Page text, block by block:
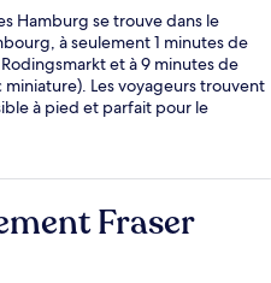
Hamburg se trouve dans le
à seulement 1 minutes de
et à 9 minutes de
Les voyageurs trouvent
à pied et parfait pour le
Fraser